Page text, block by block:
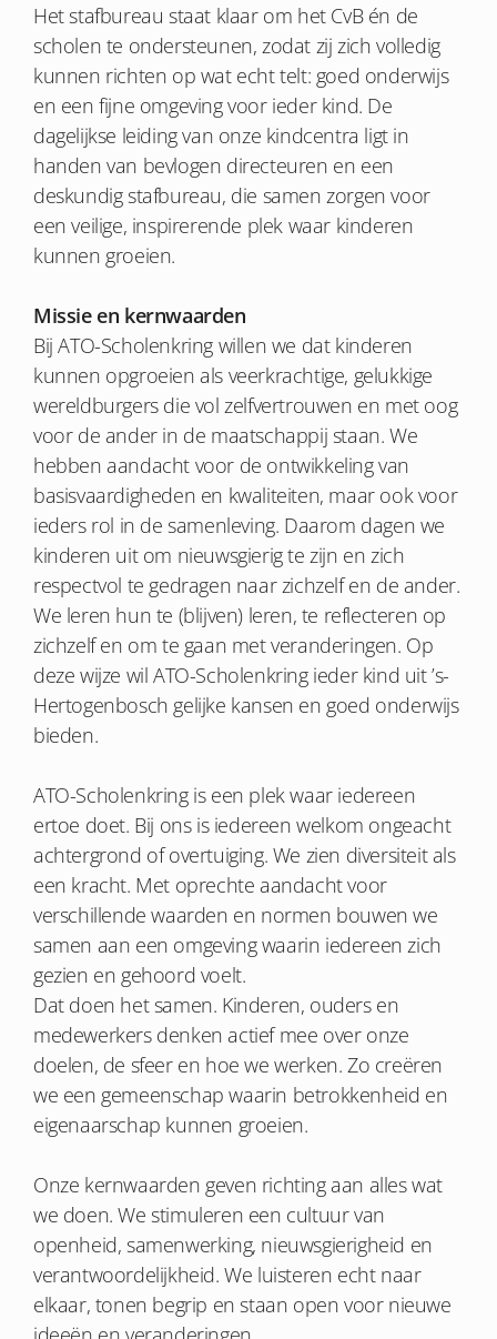
Het stafbureau staat klaar om het CvB én de
scholen te ondersteunen, zodat zij zich volledig
kunnen richten op wat echt telt: goed onderwijs
en een fijne omgeving voor ieder kind. De
dagelijkse leiding van onze kindcentra ligt in
handen van bevlogen directeuren en een
deskundig stafbureau, die samen zorgen voor
een veilige, inspirerende plek waar kinderen
kunnen groeien.
Missie en kernwaarden
Bij ATO-Scholenkring willen we dat kinderen
kunnen opgroeien als veerkrachtige, gelukkige
wereldburgers die vol zelfvertrouwen en met oog
voor de ander in de maatschappij staan. We
hebben aandacht voor de ontwikkeling van
basisvaardigheden en kwaliteiten, maar ook voor
ieders rol in de samenleving. Daarom dagen we
kinderen uit om nieuwsgierig te zijn en zich
respectvol te gedragen naar zichzelf en de ander.
We leren hun te (blijven) leren, te reflecteren op
zichzelf en om te gaan met veranderingen. Op
deze wijze wil ATO-Scholenkring ieder kind uit ’s-
Hertogenbosch gelijke kansen en goed onderwijs
bieden.
ATO-Scholenkring is een plek waar iedereen
ertoe doet. Bij ons is iedereen welkom ongeacht
achtergrond of overtuiging. We zien diversiteit als
een kracht. Met oprechte aandacht voor
verschillende waarden en normen bouwen we
samen aan een omgeving waarin iedereen zich
gezien en gehoord voelt.
Dat doen het samen. Kinderen, ouders en
medewerkers denken actief mee over onze
doelen, de sfeer en hoe we werken. Zo creëren
we een gemeenschap waarin betrokkenheid en
eigenaarschap kunnen groeien.
Onze kernwaarden geven richting aan alles wat
we doen. We stimuleren een cultuur van
openheid, samenwerking, nieuwsgierigheid en
verantwoordelijkheid. We luisteren echt naar
elkaar, tonen begrip en staan open voor nieuwe